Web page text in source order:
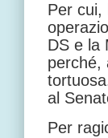
Per cui,
DS e la
perché,
al
Per